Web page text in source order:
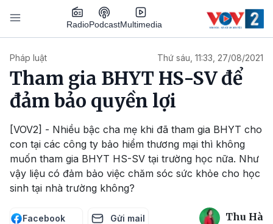
Nhảy đến nội dung
RadioPodcastMultimedia
Pháp luật Thứ sáu, 11:33, 27/08/2021
Tham gia BHYT HS-SV để
đảm bảo quyền lợi
[VOV2] - Nhiều bậc cha mẹ khi đã tham gia BHYT cho
con tại các công ty bảo hiểm thương mại thì không
muốn tham gia BHYT HS-SV tại trường học nữa. Như
vậy liệu có đảm bảo việc chăm sóc sức khỏe cho học
sinh tại nhà trường không?
Facebook Gửi mail Thu Hà